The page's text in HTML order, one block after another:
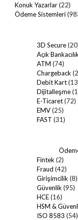
Konuk Yazarlar(22)
Ödeme Sistemleri
3D Secure
Açık Bankacılık
ATM (74)
Chargeback
Debit Kart
Dijitalleşme
E-Ticaret(72)
EMV(25)
FAST (31)
Fintek (2)
Fraud (42)
Girişimcilik (8)
Güvenlik (95)
HCE(16)
HSM &
ISO 8583 (54)